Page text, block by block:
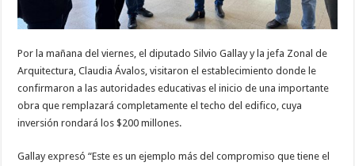
Por la mañana del viernes, el diputado Silvio Gallay y la jefa Zonal de
Arquitectura, Claudia Ávalos, visitaron el establecimiento donde le
confirmaron a las autoridades educativas el inicio de una importante
obra que remplazará completamente el techo del edifico, cuya
inversión rondará los $200 millones.
Gallay expresó “Este es un ejemplo más del compromiso que tiene el